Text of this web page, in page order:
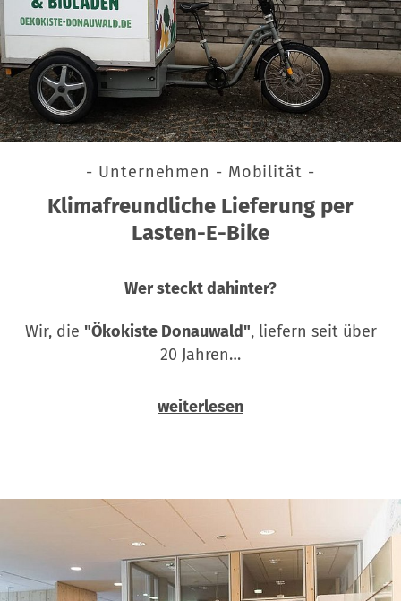
- Unternehmen - Mobilität -
Klimafreundliche Lieferung per
Lasten-E-Bike
Wer steckt dahinter?
Wir, die "Ökokiste Donauwald", liefern seit über
20 Jahren…
weiterlesen